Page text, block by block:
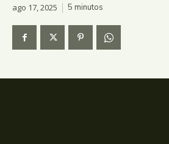
ago 17, 2025 5 minutos